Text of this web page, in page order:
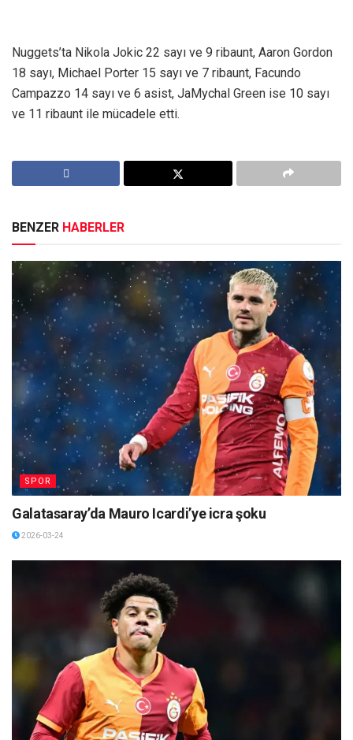
Nuggets’ta Nikola Jokic 22 sayı ve 9 ribaunt, Aaron Gordon
18 sayı, Michael Porter 15 sayı ve 7 ribaunt, Facundo
Campazzo 14 sayı ve 6 asist, JaMychal Green ise 10 sayı
ve 11 ribaunt ile mücadele etti.
BENZER HABERLER
SPOR
Galatasaray’da Mauro Icardi’ye icra şoku
2026-03-24